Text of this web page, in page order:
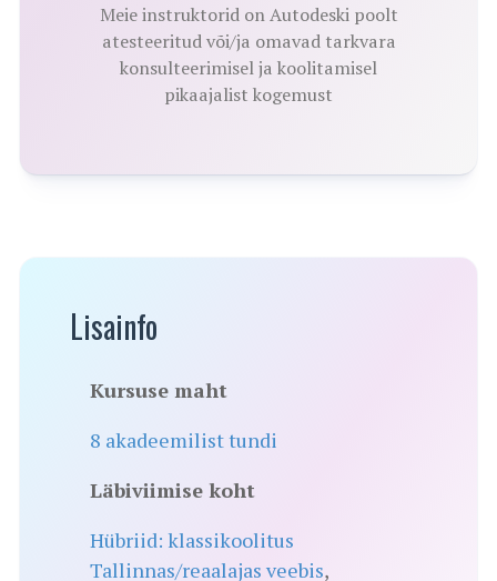
Meie instruktorid on Autodeski poolt
atesteeritud või/ja omavad tarkvara
konsulteerimisel ja koolitamisel
pikaajalist kogemust
Lisainfo
Kursuse maht
8 akadeemilist tundi
Läbiviimise koht
Hübriid: klassikoolitus
Tallinnas/reaalajas veebis,